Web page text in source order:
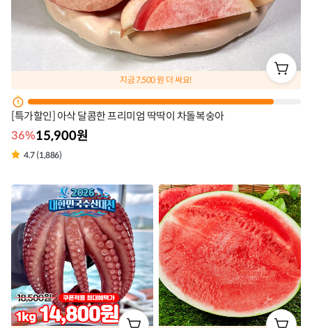
지금7,500원 더 싸요!
[특가할인] 아삭 달콤한 프리미엄 딱딱이 차돌복숭아
36%15,900원
4.7 (1,886)